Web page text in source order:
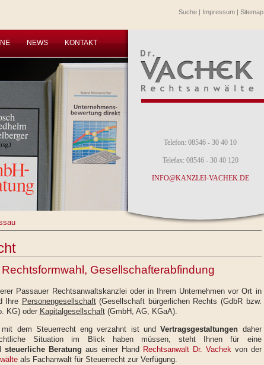
Suche| Impressum| Sitemap
NEWS KONTAKT
Telefon: 08546 - 30 40 10
Telefax: 08546 - 30 40 120
INFO@KANZLEI-VACHEK.DE
Gesellschafterabfindung
Passauer Rechtsanwaltskanzlei oder in Ihrem Unternehmen vor Ort in
Ihre Personengesellschaft(Gesellschaft bürgerlichen Rechts (GdbR bzw.
KG) oder Kapitalgesellschaft(GmbH, AG, KGaA).
dem Steuerrecht eng verzahnt ist undVertragsgestaltungen daher
Situation im Blick haben müssen, steht Ihnen für eine
steuerliche Beratung aus einer Hand Rechtsanwalt Dr. Vachekvon der
als Fachanwalt für Steuerrecht zur Verfügung.